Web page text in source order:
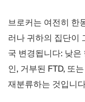
브로커는 여전히 한
러나 귀하의 집단이
국 변경됩니다: 낮
인, 거부된 FTD, 또
재분류하는 것입니